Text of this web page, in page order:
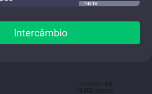
THETA
Intercâmbio